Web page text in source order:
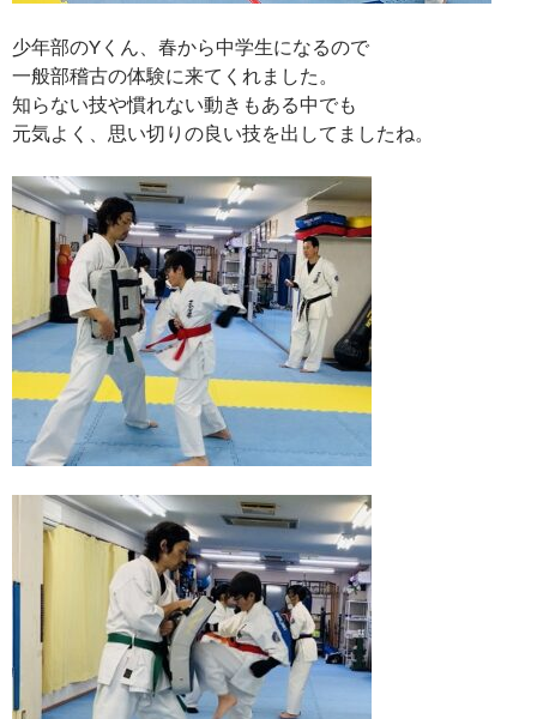
少年部のYくん、春から中学生になるので
一般部稽古の体験に来てくれました。
知らない技や慣れない動きもある中でも
元気よく、思い切りの良い技を出してましたね。